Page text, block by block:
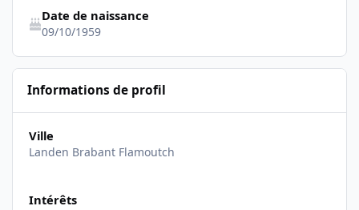
Date de naissance
09/10/1959
Informations de profil
Ville
Landen Brabant Flamoutch
Intérêts